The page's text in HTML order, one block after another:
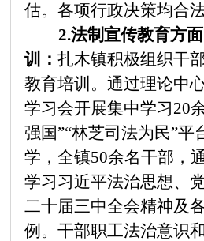
估。各项行政决策均合
2.法制宣传教育方面
训：扎木镇积极组织干
教育培训。通过理论中
学习会开展集中学习20
强国”“林芝司法为民”平
学，全镇50余名干部，
学习习近平法治思想、
二十届三中全会精神及
例。干部职工法治意识